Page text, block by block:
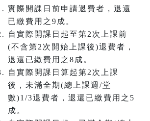
實際開課日前申請退費者，退還
已繳費用之9成。
自實際開課日起至第2次上課前
(不含第2次開始上課後)退費者，
退還已繳費用之8成。
自實際開課日算起第2次上課
後，未滿全期(總上課週/堂
數)1/3退費者，退還已繳費用之5
成。